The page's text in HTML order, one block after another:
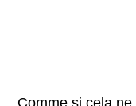
Comme si cela